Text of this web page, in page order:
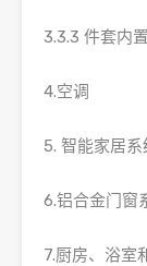
3.3.3 件套内
4.空调
5. 智能家居系
6.铝合金门窗
7.厨房、浴室